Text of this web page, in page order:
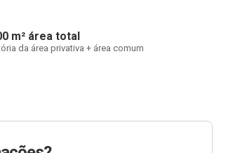
m² área total
da área privativa + área comum